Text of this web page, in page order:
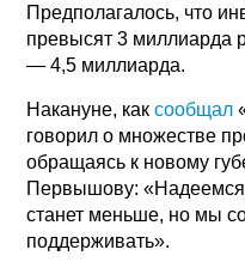
Предполагалось, что
превысят 3 миллиарда
— 4,5 миллиарда.
Накануне, каксообщал
говорил о множестве
обращаясь к новому
Первышову:
станет меньше, но мы
поддерживать».